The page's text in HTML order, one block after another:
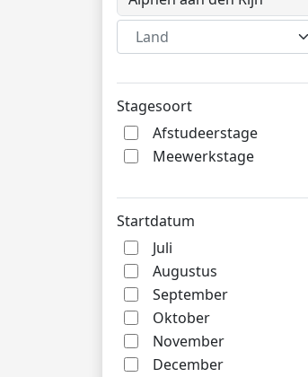
Land
Stagesoort
Afstudeerstage
Meewerkstage
Startdatum
Juli
Augustus
September
Oktober
November
December